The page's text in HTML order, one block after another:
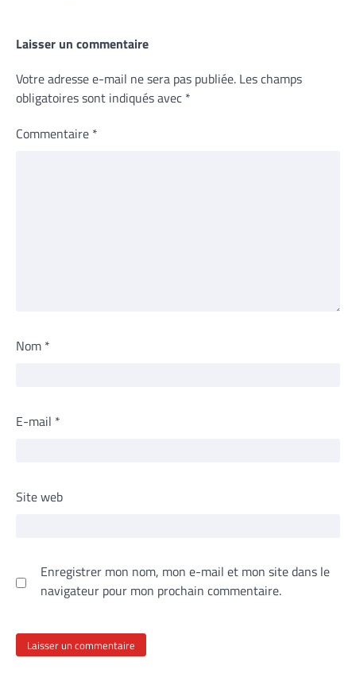
Laisser un commentaire
Votre adresse e-mail ne sera pas publiée. Les champs
obligatoires sont indiqués avec *
Commentaire *
Nom *
E-mail *
Site web
Enregistrer mon nom, mon e-mail et mon site dans le
navigateur pour mon prochain commentaire.